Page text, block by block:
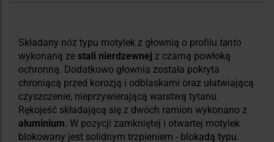
Składany nóż typu motylek z głownią o profilu tanto
wykonaną ze stali nierdzewnej z czarną powłoką
ochronną. Dodatkowo głownia została pokryta
chroniącą przed korozją i odblaskami oraz ułatwiającą
czyszczenie, nieprzywierającą warstwą tytanu.
Rękojeść składającą się z dwóch ramion wykonano z
aluminium. W pozycji zamkniętej i otwartej motylek
blokowany jest solidnym trzpieniem - blokadą typu